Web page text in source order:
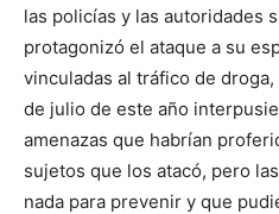
las policías y las autoridades
protagonizó el ataque a su
vinculadas al tráfico de
de julio de este año
amenazas que habrían
sujetos que los atacó, pero
nada para prevenir y que